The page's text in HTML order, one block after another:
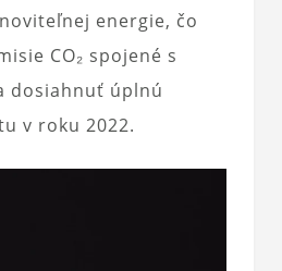
energie, čo
CO₂ spojené s
dosiahnuť úplnú
v roku 2022.